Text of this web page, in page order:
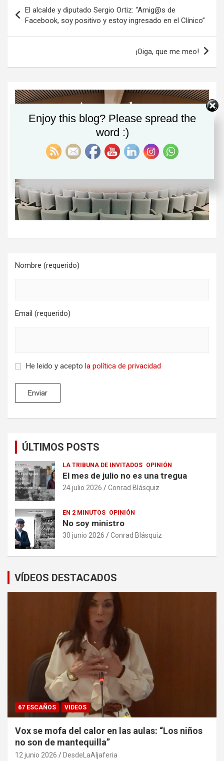
de
entradas
El alcalde y diputado Sergio Ortiz: “Amig@s de
Facebook, soy positivo y estoy ingresado en el Clínico”
¡Oiga, que me meo!
Nombre (requerido)
Email (requerido)
He leido y acepto la política de privacidad
ÚLTIMOS POSTS
LA TRIBUNA DE INVITADOS OPINIÓN
El mes de julio no es una tregua
24 julio 2026 Conrad Blásquiz
EN 2 MINUTOS OPINIÓN
No soy ministro
30 junio 2026 Conrad Blásquiz
VÍDEOS DESTACADOS
67 ESCAÑOS VIDEOS
Vox se mofa del calor en las aulas: “Los niños
no son de mantequilla”
12 junio 2026 DesdeLaAljaferia
Enjoy this blog? Please spread the
word :)